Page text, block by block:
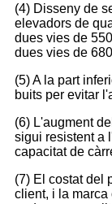
(4) Disseny de
elevadors de
dues vies de
dues vies de
(5) A la part
buits per evitar
(6) L'augment
sigui resistent a
capacitat de
(7) El costat del
client, i la